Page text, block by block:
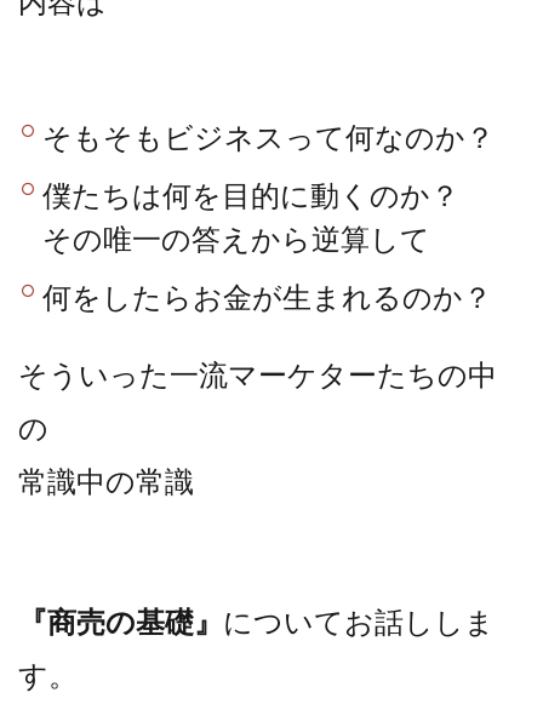
そもそもビジネスって何なのか？
僕たちは何を目的に動くのか？
その唯一の答えから逆算して
何をしたらお金が生まれるのか？
そういった一流マーケターたちの中
の
常識中の常識
『商売の基礎』 についてお話ししま
す。